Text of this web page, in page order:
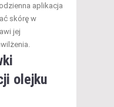
aplikacja
skórę w
jej
olejku